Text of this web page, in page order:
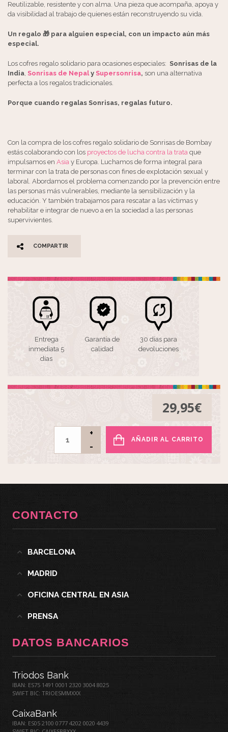
Reutilizable, resistente y con alma. Una pieza que acompaña, apoya y
da visibilidad al trabajo de quienes están reconstruyendo su vida.
Un regalo 🎁 para alguien especial, con un impacto aún más
especial.
Los cofres regalo solidario para ocasiones especiales: Sonrisas de la
India, Sonrisas de Nepaly Supersonrisa, son una alternativa
perfecta a los regalos tradicionales.
Porque cuando regalas Sonrisas, regalas futuro.
Con la compra de los cofres regalo solidario de Sonrisas de Bombay
estás colaborando con los proyectos de lucha contra la trata que
impulsamos en Asia y Europa. Luchamos de forma integral para
terminar con la trata de personas con fines de explotación sexual y
laboral. Abordamos el problema comenzando por la prevención entre
las personas más vulnerables, mediante la sensibilización y la
educación. Y también trabajamos para rescatar a las víctimas y
rehabilitar e integrar de nuevo a en la sociedad a las personas
supervivientes.
COMPARTIR
Entrega
inmediata 5
días
Garantía de
calidad
30 días para
devoluciones
29,95€
AÑADIR AL CARRITO
CONTACTO
BARCELONA
MADRID
OFICINA CENTRAL EN ASIA
PRENSA
DATOS BANCARIOS
Triodos Bank
IBAN: ES75 1491 0001 2320 3004 8025
SWIFT BIC: TRIOESMMXXX
CaixaBank
IBAN: ES05 2100 0777 4202 0020 4439